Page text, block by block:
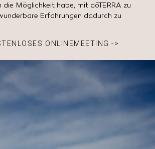
die Möglichkeit habe, mit dōTERRA zu
Erfahrungen dadurch zu
ONLINEMEETING ->